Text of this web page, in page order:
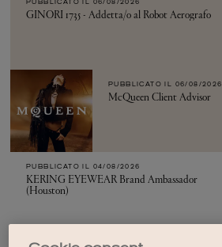
PUBBLICATO IL 06/08/2026
GINORI 1735 - Addetta/o al Robot Aerografo
PUBBLICATO IL 06/08/2026
McQueen Client Advisor
PUBBLICATO IL 04/08/2026
KERING EYEWEAR Brand Ambassador
(Houston)